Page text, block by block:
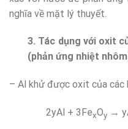
nghĩa về mặt lý thuyết.
3. Tác dụng với oxit
(phản ứng nhiệt
– Al khử được oxit của các
2yAl + 3FexOy →